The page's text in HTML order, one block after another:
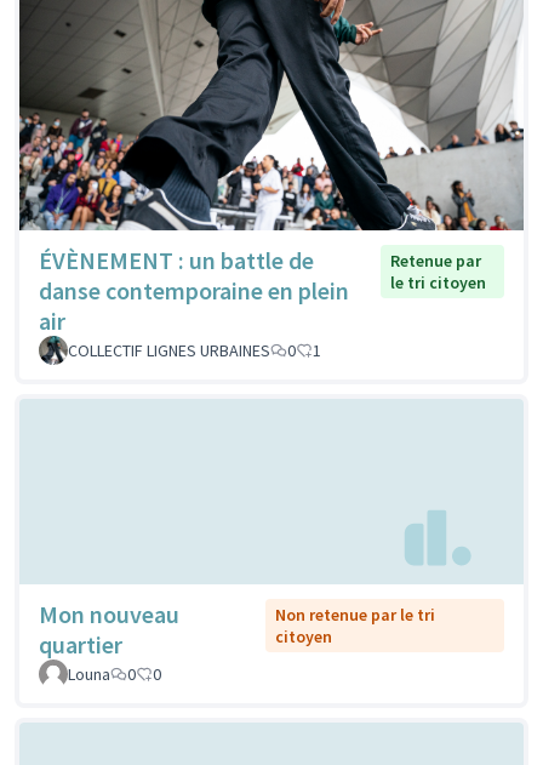
ÉVÈNEMENT : un battle de
danse contemporaine en plein
air
Retenue par
le tri citoyen
COLLECTIF LIGNES URBAINES 0 1
Mon nouveau
quartier
Non retenue par le tri
citoyen
Louna
0 0